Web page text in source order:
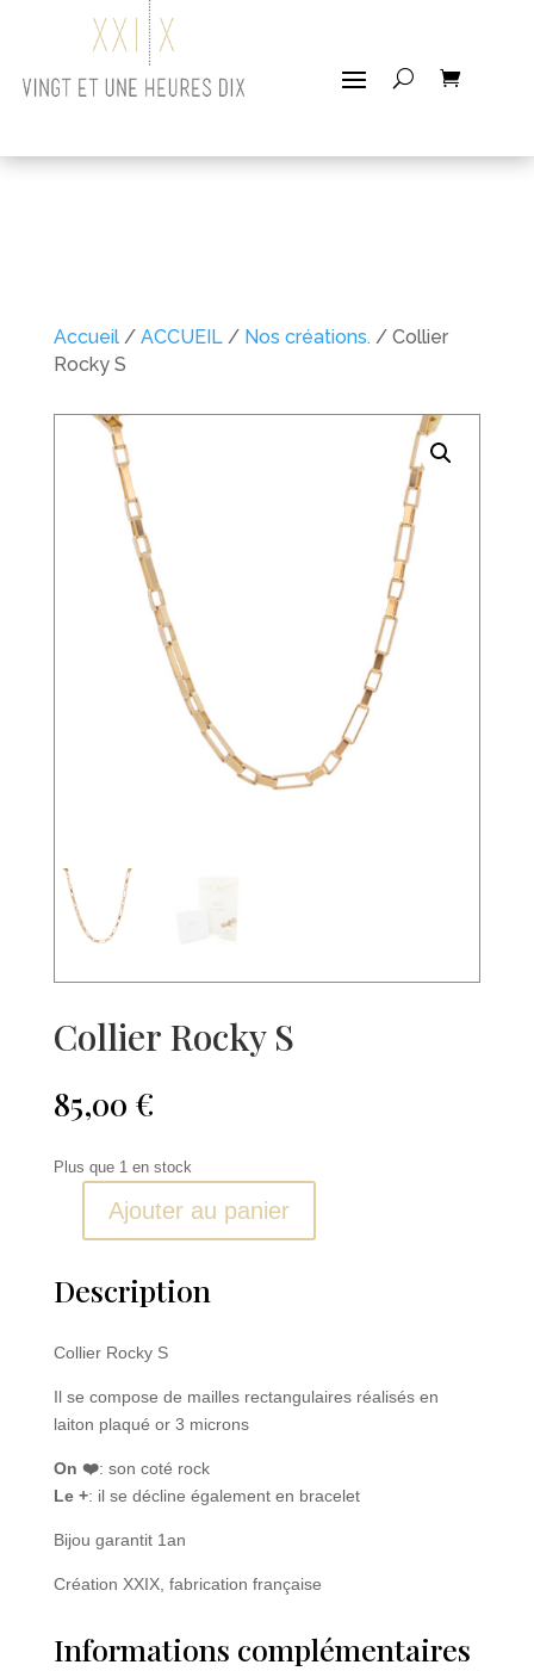
Accueil/ ACCUEIL/ Nos créations./ Collier
Rocky S
Collier Rocky S
85,00 €
Plus que 1 en stock
quantité
Rocky
Ajouter au panier
Description
Collier Rocky S
Il se compose de mailles rectangulaires réalisés en
laiton plaqué or 3 microns
On ❤️: son coté rock
Le +: il se décline également en bracelet
Bijou garantit 1an
Création XXIX, fabrication française
Informations complémentaires